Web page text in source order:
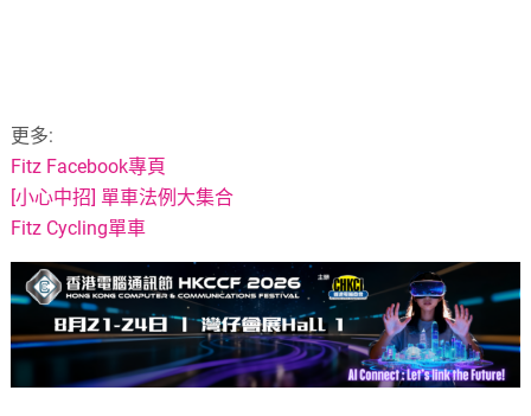
更多:
Fitz Facebook專頁
[小心中招] 單車法例大集合
Fitz Cycling單車